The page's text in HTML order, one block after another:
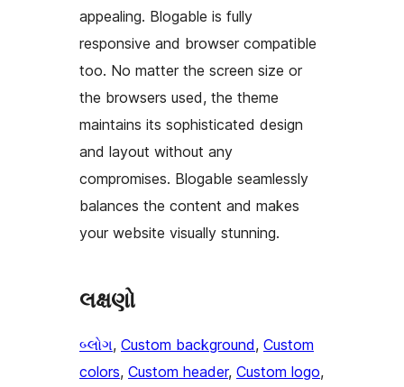
appealing. Blogable is fully
responsive and browser compatible
too. No matter the screen size or
the browsers used, the theme
maintains its sophisticated design
and layout without any
compromises. Blogable seamlessly
balances the content and makes
your website visually stunning.
લક્ષણો
બ્લોગ, Custom background, Custom
colors, Custom header, Custom logo